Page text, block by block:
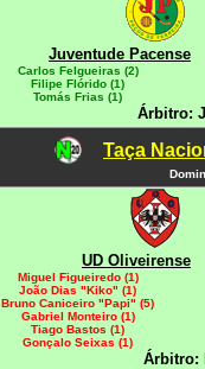
Juventude Pacense
Carlos Felgueiras (2)
Filipe Flórido (1)
Tomás Frias (1)
Árbitro:
Taça
UD Oliveirense
Miguel Figueiredo (1)
João Dias "Kiko" (1)
Bruno Caniceiro "Papi" (5)
Gabriel Monteiro (1)
Tiago Bastos (1)
Gonçalo Seixas (1)
Árbitro: